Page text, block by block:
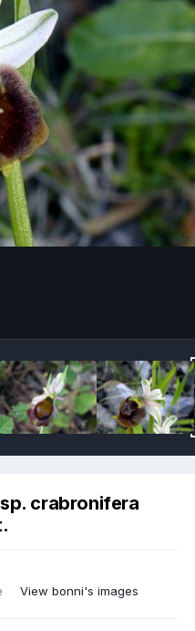
crabronifera
View bonni's images